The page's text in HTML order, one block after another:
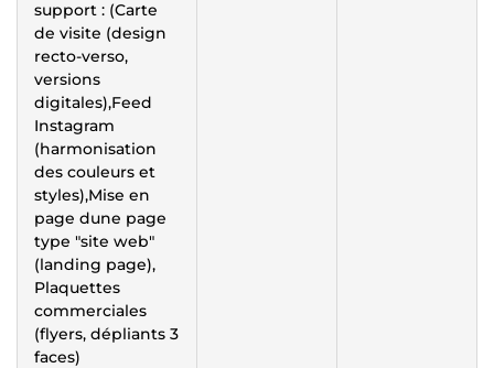
support : (Carte
de visite (design
recto-verso,
versions
digitales),Feed
Instagram
(harmonisation
des couleurs et
styles),Mise en
page dune page
type "site web"
(landing page),
Plaquettes
commerciales
(flyers, dépliants 3
faces)